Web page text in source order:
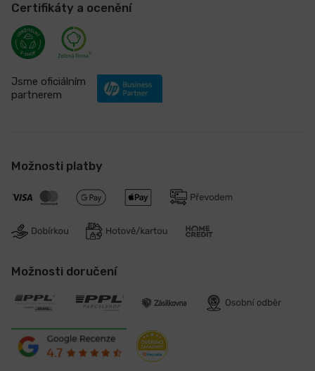
Certifikáty a ocenění
Jsme oficiálním
partnerem
Možnosti platby
Možnosti doručení